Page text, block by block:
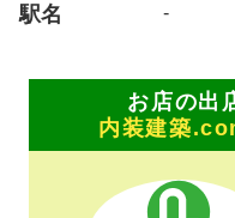
駅名 -
お店の出
内装建築